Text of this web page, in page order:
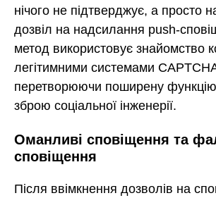
нічого не підтверджує, а просто
дозвіл на надсилання push-
метод використовує знайомство
легітимними системами
перетворюючи поширену
зброю соціальної інженерії.
Оманливі сповіщення та
сповіщення
Після ввімкнення дозволів на